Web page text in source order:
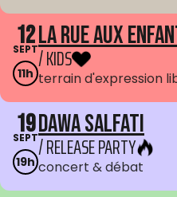
12
SEPT
11h
La Rue aux
/ KIDS
terrain d'expression
19
SEPT
19h
Dawa Salfati
/ RELEASE PARTY
concert & débat